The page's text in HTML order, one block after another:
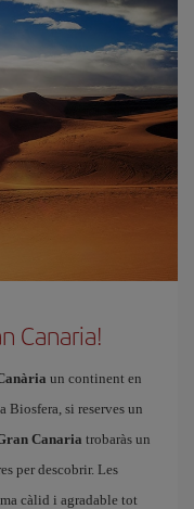
Canaria!
un continent en
Biosfera, si reserves un
Canaria trobaràs un
per descobrir. Les
càlid i agradable tot